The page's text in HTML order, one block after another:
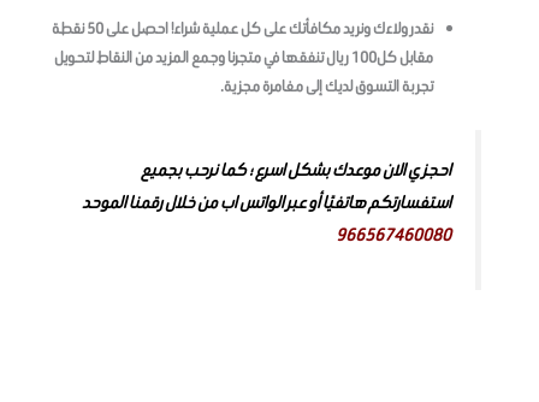
نقدر ولاءك ونريد مكافأتك على كل عملية شراء! احصل على 50 نقطة
مقابل كل100 ريال تنفقها في متجرنا وجمع المزيد من النقاط لتحويل
تجربة التسوق لديك إلى مغامرة مجزية.
احجزي الان موعدك بشكل اسرع ؛ كما نرحب بجميع
استفسارتكم هاتفيًا أو عبر الواتس اب من خلال رقمنا الموحد
966567460080